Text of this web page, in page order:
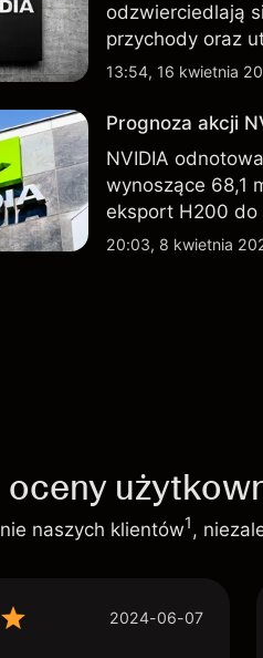
odzwierciedlają
przychody oraz
Chin. Poznaj
13:54, 16 kwietnia
Prognoza akcji
NVIDIA
wynoszące 68,1
eksport H200 do
20:03, 8 kwietnia
oceny
naszych klientów1,
2024-06-07